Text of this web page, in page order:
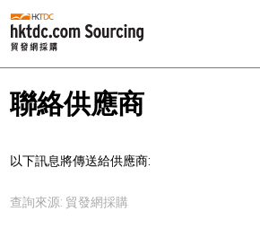
聯絡供應商
以下訊息將傳送給供應商:
查詢來源: 貿發網採購